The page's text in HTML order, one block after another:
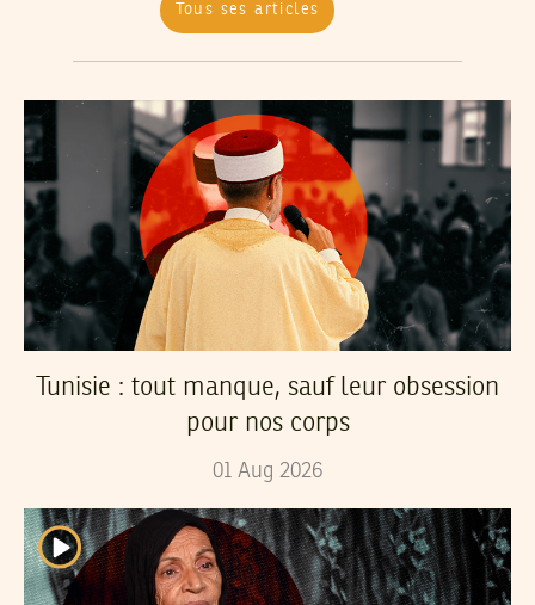
Tous ses articles
Tunisie : tout manque, sauf leur obsession
pour nos corps
01 Aug 2026